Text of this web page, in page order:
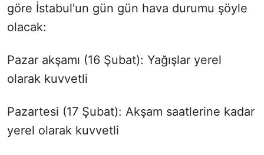
göre İstabul'un gün gün hava durumu şöyle
olacak:
Pazar akşamı (16 Şubat): Yağışlar yerel
olarak kuvvetli
Pazartesi (17 Şubat): Akşam saatlerine kadar
yerel olarak kuvvetli